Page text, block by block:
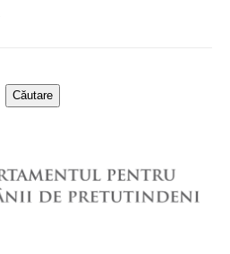
Căutare